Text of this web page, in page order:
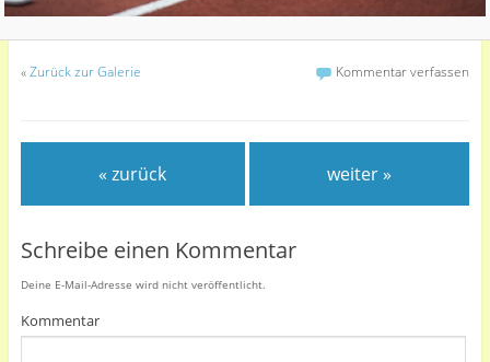
«Zurück zur Galerie Kommentar verfassen
« zurück weiter »
Schreibe einen Kommentar
Deine E-Mail-Adresse wird nicht veröffentlicht.
Kommentar